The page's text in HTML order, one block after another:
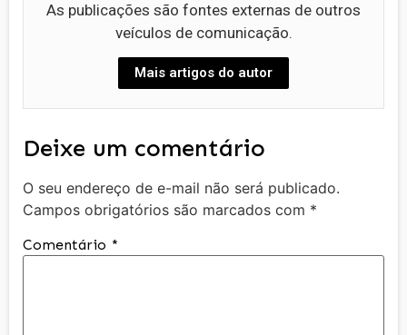
As publicações são fontes externas de outros
veículos de comunicação.
Mais artigos do autor
Deixe um comentário
O seu endereço de e-mail não será publicado.
Campos obrigatórios são marcados com *
Comentário *